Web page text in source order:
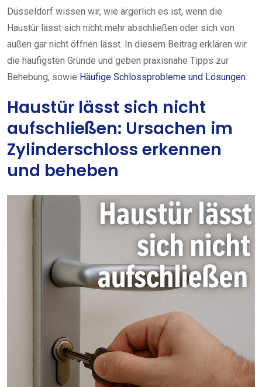
Düsseldorf wissen wir, wie ärgerlich es ist, wenn die
Haustür lässt sich nicht mehr abschließen oder sich von
außen gar nicht öffnen lässt. In diesem Beitrag erklären wir
die häufigsten Gründe und geben praxisnahe Tipps zur
Behebung, sowie Häufige Schlossprobleme und Lösungen.
Haustür lässt sich nicht
aufschließen: Ursachen im
Zylinderschloss erkennen
und beheben